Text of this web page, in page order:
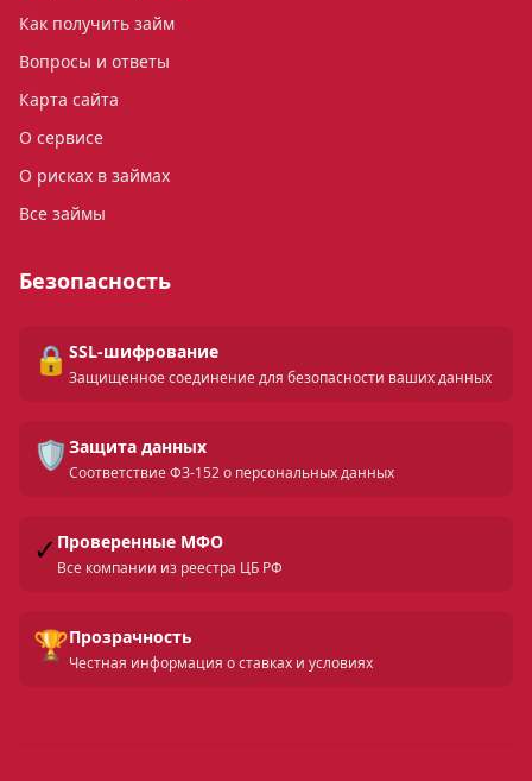
Как получить займ
Вопросы и ответы
Карта сайта
О сервисе
О рисках в займах
Все займы
Безопасность
🔒 SSL-шифрование
Защищенное соединение для безопасности ваших данных
🛡️ Защита данных
Соответствие ФЗ-152 о персональных данных
✓ Проверенные МФО
Все компании из реестра ЦБ РФ
🏆Прозрачность
Честная информация о ставках и условиях